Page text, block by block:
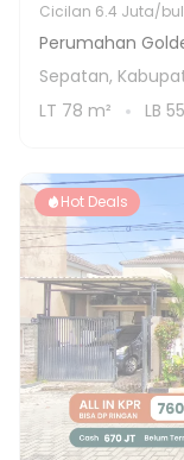
Cicilan 6.4 Juta/
Perumahan
Sepatan,
LT 78 m² LB 55
Hot Deals